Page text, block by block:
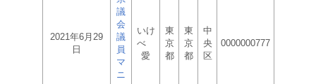
2021年6月29
日
議
会
議
員
マ
ニ
いけ
べ
愛
東
京
都
東
京
都
中
央
区
0000000777